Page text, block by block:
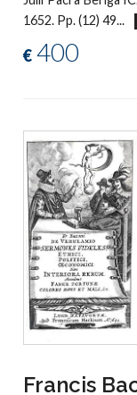
1652. Pp. (12) 49...
€ 400
Francis